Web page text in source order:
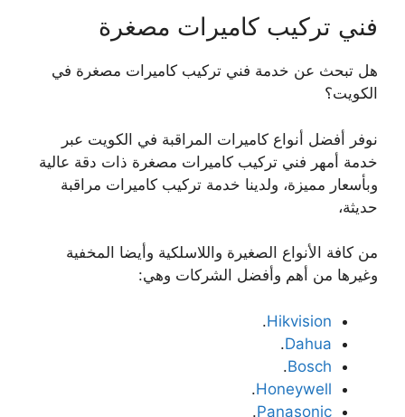
فني تركيب كاميرات مصغرة
هل تبحث عن خدمة فني تركيب كاميرات مصغرة في
الكويت؟
نوفر أفضل أنواع كاميرات المراقبة في الكويت عبر
خدمة أمهر فني تركيب كاميرات مصغرة ذات دقة عالية
وبأسعار مميزة، ولدينا خدمة تركيب كاميرات مراقبة
حديثة،
من كافة الأنواع الصغيرة واللاسلكية وأيضا المخفية
وغيرها من أهم وأفضل الشركات وهي:
Hikvision
.
Dahua
.
Bosch
.
Honeywell
.
Panasonic
.